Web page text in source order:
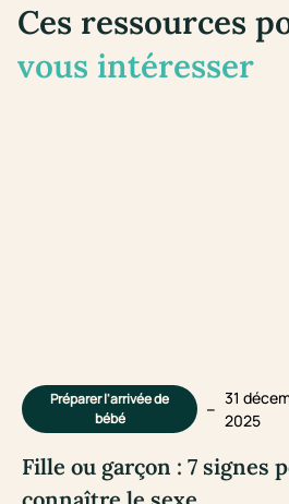
Ces ressources
vous intéresser
Préparer l'arrivée de
bébé
– 31
2025
Fille ou garçon : 7 signes